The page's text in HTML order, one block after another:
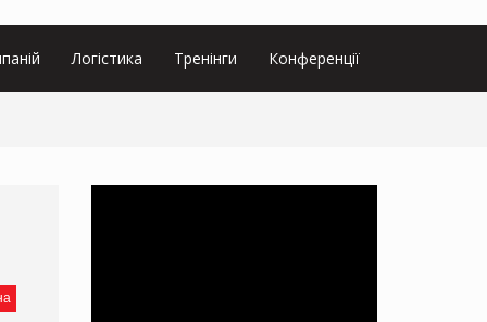
Логістика Тренінги Конференції